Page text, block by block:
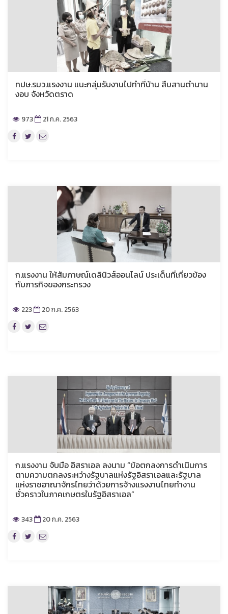
ทปษ.รมว.แรงงาน แนะกลุ่มรับงานไปทำที่บ้าน สืบสานตำนาน
งอบ จังหวัดตราด
973 21 ก.ค. 2563
ก.แรงงาน ให้สัมภาษณ์เดลินิวส์ออนไลน์ ประเด็นที่เกี่ยวข้อง
กับภารกิจของกระทรวง
223 20 ก.ค. 2563
ก.แรงงาน จับมือ อิสราเอล ลงนาม “ข้อตกลงการดำเนินการ
ตามความตกลงระหว่างรัฐบาลแห่งรัฐอิสราเอลและรัฐบาล
แห่งราชอาณาจักรไทยว่าด้วยการจ้างแรงงานไทยทำงาน
ชั่วคราวในภาคเกษตรในรัฐอิสราเอล”
343 20 ก.ค. 2563